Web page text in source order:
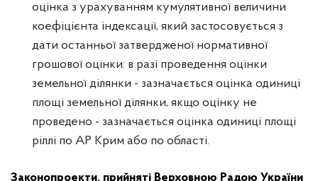
оцінка з урахуванням кумулятивної величини
коефіцієнта індексації, який застосовується з
дати останньої затвердженої нормативної
грошової оцінки: в разі проведення оцінки
земельної ділянки - зазначається оцінка одиниці
площі земельної ділянки, якщо оцінку не
проведено - зазначається оцінка одиниці площі
ріллі по АР Крим або по області.
Законопроекти, прийняті Верховною Радою України